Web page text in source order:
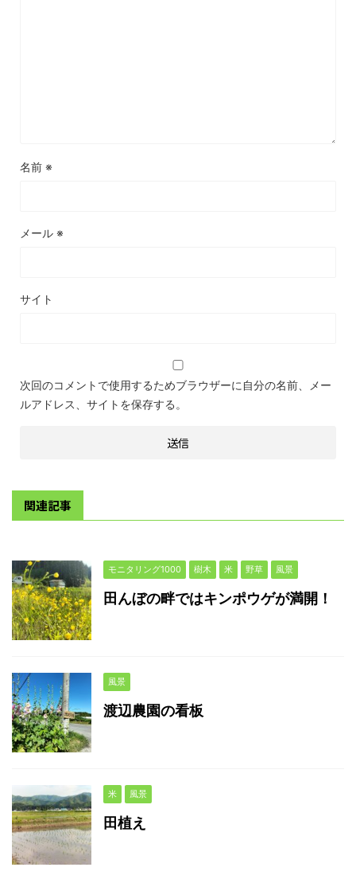
名前 ※
メール ※
サイト
次回のコメントで使用するためブラウザーに自分の名前、メー
ルアドレス、サイトを保存する。
関連記事
モニタリング1000 樹木 米 野草 風景
田んぼの畔ではキンポウゲが満開！
風景
渡辺農園の看板
米 風景
田植え